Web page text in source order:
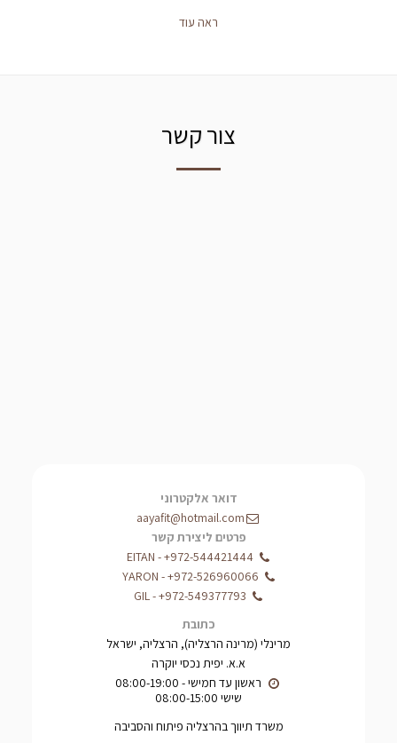
ראה עוד
צור קשר
דואר אלקטרוני
aayafit@hotmail.com
פרטים ליצירת קשר
+972-544421444
-
EITAN
+972-526960066
-
YARON
+972-549377793
-
GIL
כתובת
מרינלי (מרינה הרצליה), הרצליה, ישראל
א.א. יפית נכסי יוקרה
שישי 08:00-15:00
משרד תיווך בהרצליה פיתוח והסביבה